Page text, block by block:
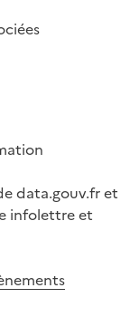
data.gouv.fr et
infolettre et